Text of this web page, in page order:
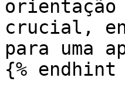
orientação
crucial,
para uma
{% endhint